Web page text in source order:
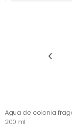
Agua de colonia
200 ml